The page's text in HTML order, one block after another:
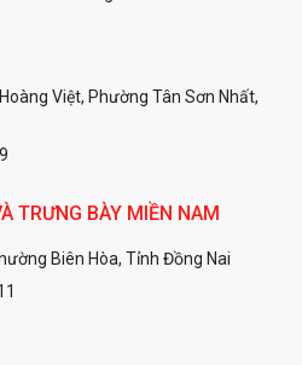
Việt, Phường Tân Sơn Nhất,
TRƯNG BÀY MIỀN NAM
Biên Hòa, Tỉnh Đồng Nai